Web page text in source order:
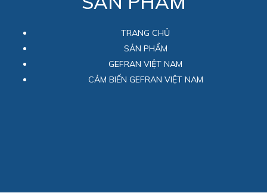
TRANG CHỦ
SẢN PHẨM
GEFRAN VIỆT NAM
CẢM BIẾN GEFRAN VIỆT NAM